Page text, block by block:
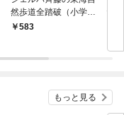
然歩道全踏破（小学館
文庫）
583
た
もっと見る